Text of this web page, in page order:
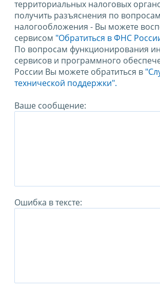
территориальных налоговых
получить разъяснения по вопросам
налогообложения - Вы можете
сервисом "Обратиться в ФНС
По вопросам функционирования
сервисов и программного
России Вы можете обратиться в
технической поддержки".
Ваше сообщение:
Ошибка в тексте: